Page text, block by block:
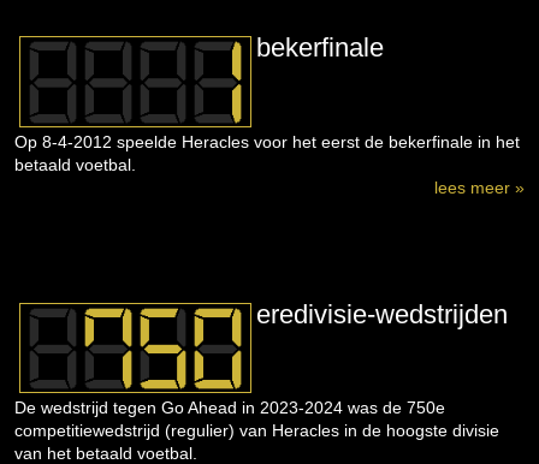
bekerfinale
Op 8-4-2012 speelde Heracles voor het eerst de bekerfinale in het
betaald voetbal.
lees meer »
eredivisie-wedstrijden
De wedstrijd tegen Go Ahead in 2023-2024 was de 750e
competitiewedstrijd (regulier) van Heracles in de hoogste divisie
van het betaald voetbal.